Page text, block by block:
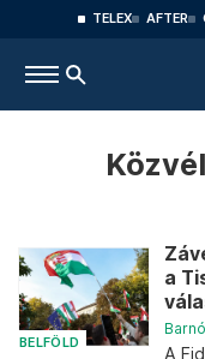
TELEX AFTER
BELFÖLD
a
A